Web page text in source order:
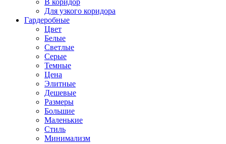
В коридор
Для узкого коридора
Гардеробные
Цвет
Белые
Светлые
Серые
Темные
Цена
Элитные
Дешевые
Размеры
Большие
Маленькие
Стиль
Минимализм